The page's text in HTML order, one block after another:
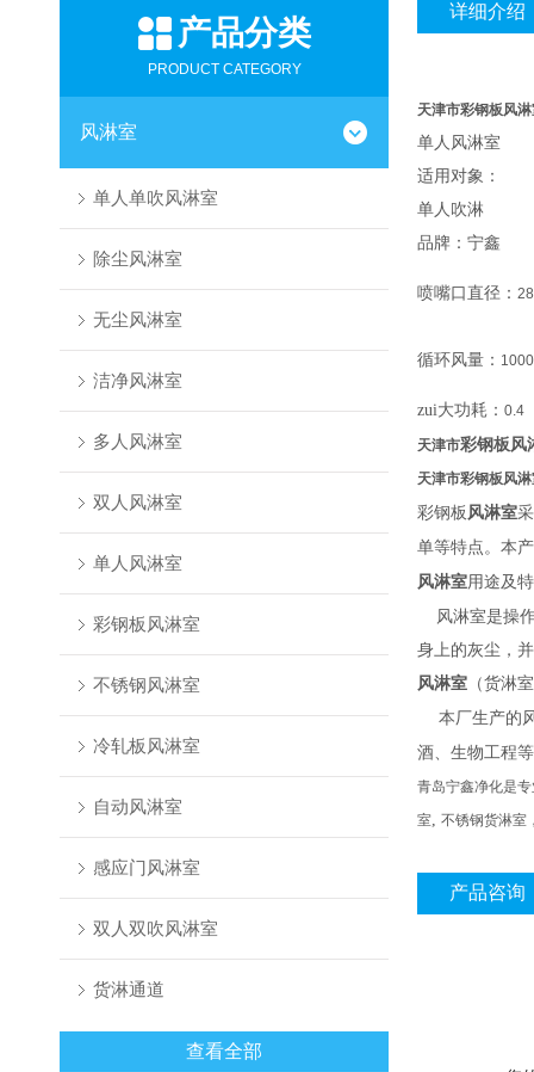
产品分类
PRODUCT CATEGORY
风淋室
单人单吹风淋室
除尘风淋室
无尘风淋室
洁净风淋室
多人风淋室
双人风淋室
单人风淋室
彩钢板风淋室
不锈钢风淋室
冷轧板风淋室
自动风淋室
感应门风淋室
双人双吹风淋室
货淋通道
查看全部
详细介绍
天津市彩钢板风
单人风淋室
适用对象：
单人吹淋
品牌：宁鑫
喷嘴口直径： 28
循环风量： 1000
zui大功耗： 0.4
天津市彩钢板风
天津市彩钢板风
彩钢板 风淋室
单等特点。本
风淋室用途及
风淋室是操
身上的灰尘，
风淋室 （货淋
本厂生产的
酒、生物工程
青岛宁鑫净化是
室, 不锈钢货淋室
产品咨询